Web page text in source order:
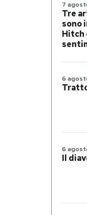
7
Tre
sono
Hitch
6
6
Il